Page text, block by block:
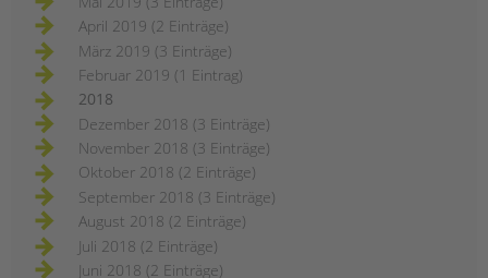
April 2019 (2 Einträge)
März 2019 (3 Einträge)
Februar 2019 (1 Eintrag)
2018
Dezember 2018 (3 Einträge)
November 2018 (3 Einträge)
Oktober 2018 (2 Einträge)
September 2018 (3 Einträge)
August 2018 (2 Einträge)
Juli 2018 (2 Einträge)
Juni 2018 (2 Einträge)